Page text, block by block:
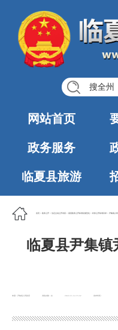
搜全州
网站首页
政务服务
临夏县旅游
首页 政务公开 法定主动公开内容 基层政务公开标准化规范化 村务公开标准目录 尹集镇人民
临夏县尹集镇
来源：尹集镇人民政府 浏览次数： 发布时间：
2022-11-14 15:32